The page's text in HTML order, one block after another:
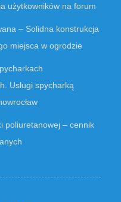
użytkowników na forum
– Solidna konstrukcja
miejsca w ogrodzie
Usługi spycharką
poliuretanowej – cennik